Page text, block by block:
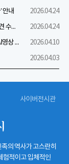
안내
2026.04.24
[전시] 제7관 내 주제전시실 명칭 선정을 위한 대국민 의견 수렴 실시
2026.04.24
[전시] '김구 탄생 150주년 유네스코 기념해' 지정 계기 AI영상 국민공모 개최 안내
2026.04.10
2026.04.03
사이버전시관
의 역사가 고스란히
험적이고 입체적인